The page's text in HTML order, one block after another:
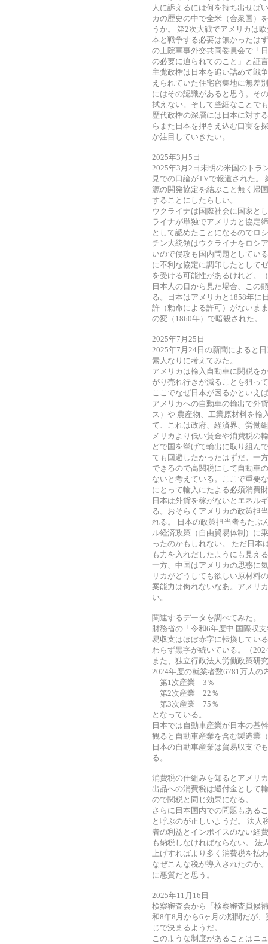
人に訴えるには何を持ち出せば
カの歴史の中で全米（合衆国）
うか。 第2次大戦でアメリカは
本と戦争する必要は無かったは
の上院軍事外交共同委員会で「
の必要に迫られてのこと」と証
主党政権は日本を追い詰めて戦
えられていた住宅密集地に無差
にはその認識があると思う。そ
拭えない。そして些細なことで
歴代政権の深層には日本に対す
らまた日本を押さえ込む口実を
か注目していきたい。
2025年3月5日
2025年3月2日未明の米国のトラ
見での口論がTVで報道された。
源の開発協定を結ぶこと無く帰
することにしたらしい。
ウクライナは国際社会に国家と
ライナが単独でアメリカと協定
として認めたことになるのでロ
チン大統領はウクライナをロシ
いので侵攻も国内問題としてい
に不利な協定に調印したとして
を受ける可能性があるけれど。
日本人の目から見た場合、この
る。日本はアメリカと1858年に
許（勅命による許可）がないま
の変（1860年）で暗殺された。
2025年7月25日
2025年7月24日の新聞によると
素人なりに考えてみた。
アメリカは輸入自動車に関税を
がり売れ行きが減ることを狙っ
ここでなぜ日本が困るかといえ
アメリカへの自動車の輸出で外
ス）や 農産物、工業原材料を輸
て、これは政府、経済界、労働
メリカより低い賃金や消費税の
どで国を挙げて輸出に取り組ん
ても回避したかったはずだ。一
できるので高関税にして自動車
ないと考えている。ここで重要
にとって輸入にたよる必須消費
日本は外貨を稼がないとエネル
る。おそらくアメリカの政策担
れる。 日本の政策担当者もたぶ
ル経済政策（自由貿易体制）に
ったのかもしれない。 ただ日本
も力を入れだしたようにも見え
一方、中国はアメリカの思惑に
リカがどうしても欲しい原材料
案能力は侮れないなあ。アメリ
い。
関連するデータを調べてみた。
財務省の「令和6年度中 国際収
易収支はほぼ赤字に転換してい
わらず黒字が続いている。（
また、独立行政法人労働政策研
2024年度の就業者数6781万人の
第1次産業 3％
第2次産業 22％
第3次産業 75％
となっている。
日本では自動車産業が日本の基
観ると自動車産業を含む製造業
日本の自動車産業は貿易収支で
る。
消費税の仕組みを知るとアメリ
出品への消費税は還付金として
ので関税と同じ効果になる。
さらに日本国内での問題もある
と呼ぶのが正しいようだ。 法人
者の利益とインボイスのない経
も納税しなければならない。 法
上げすればより多く消費税を払
なぜこんな税が導入されたのか
に悪質だと思う。
2025年11月16日
検察審査会から「検察審査員候
和8年8月から6ヶ月の期間だが
じで決まるようだ。
このような制度があることはニ